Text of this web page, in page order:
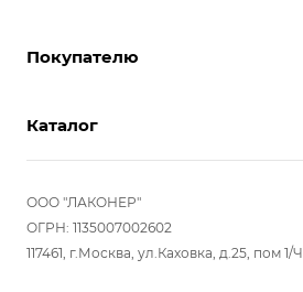
Условия работы
Отзывы
Вопрос-ответ
Покупателю
Вызвать дизайнера
Реализованные проекты
Комплектуем шкаф-купе
Каталог
Шкафы
Прихожие
Гостиные
Гардеробные
ООО "ЛАКОНЕР"
ОГРН: 1135007002602
117461, г.Москва, ул.Каховка, д.25, пом 1/Ч